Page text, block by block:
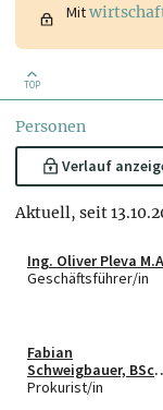
Mit
TOP
Personen
Verlauf
Aktuell, seit
Ing. Oliver Pleva
Geschäftsführer/in
Fabian
Schweigbauer, BSc
(WU), MA
Prokurist/in